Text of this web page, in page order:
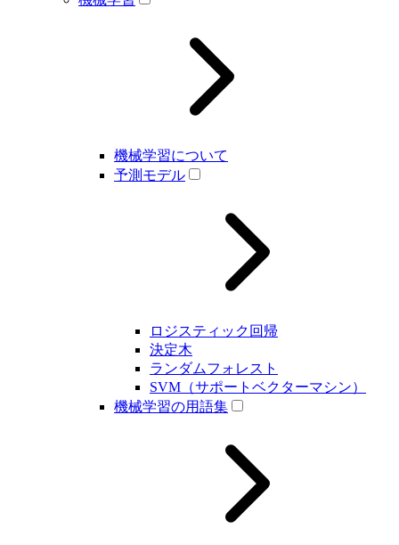
機械学習について
予測モデル
ロジスティック回帰
決定木
ランダムフォレスト
SVM（サポートベクターマシン）
機械学習の用語集